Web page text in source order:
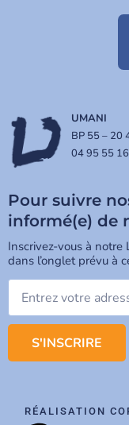
UMANI
BP 55 – 20
04 95 55
Pour suivre
informé(e) de
Inscrivez-vous à
dans l’onglet prévu à
S'INSCRIRE
RÉALISATION